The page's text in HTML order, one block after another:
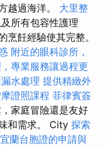
越過海洋。 大里整
所有包容性護理
飪經驗使其完整。
附近的眼科診所，
專業服務讓過程更
水處理 提供精緻外
證照課程 菲律賓簽
家庭冒險還是友好
和需求。 City 探索
宜蘭台胞證的申請與